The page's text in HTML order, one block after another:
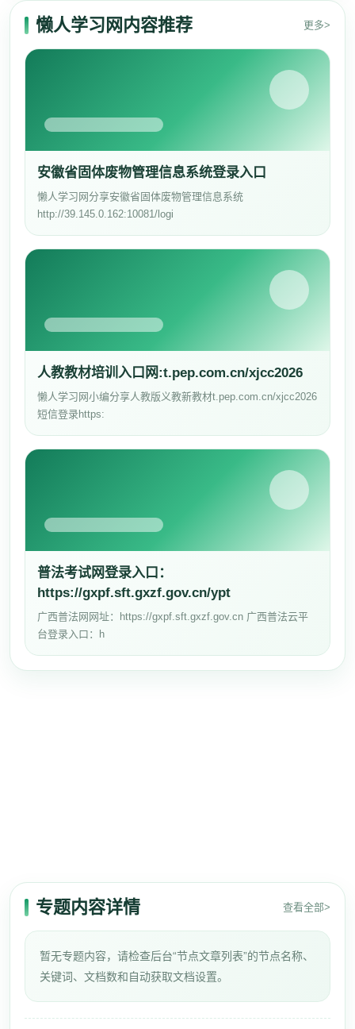
懒人学习网内容推荐 更多>
安徽省固体废物管理信息系统登录入口
懒人学习网分享安徽省固体废物管理信息系统
http://39.145.0.162:10081/logi
人教教材培训入口网:t.pep.com.cn/xjcc2026
懒人学习网小编分享人教版义教新教材t.pep.com.cn/xjcc2026
短信登录https:
普法考试网登录入口：
https://gxpf.sft.gxzf.gov.cn/ypt
广西普法网网址：https://gxpf.sft.gxzf.gov.cn 广西普法云平
台登录入口：h
专题内容详情 查看全部>
暂无专题内容，请检查后台“节点文章列表”的节点名称、
关键词、文档数和自动获取文档设置。